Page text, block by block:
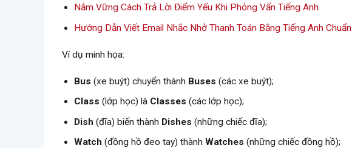
Nắm Vững Cách Trả Lời Điểm Yếu Khi Phỏng Vấn Tiếng Anh
Hướng Dẫn Viết Email Nhắc Nhở Thanh Toán Bằng Tiếng Anh Chuẩn
Ví dụ minh họa:
Bus (xe buýt) chuyển thành Buses (các xe buýt);
Class (lớp học) là Classes (các lớp học);
Dish (đĩa) biến thành Dishes (những chiếc đĩa);
Watch (đồng hồ đeo tay) thànhWatches (những chiếc đồng hồ);